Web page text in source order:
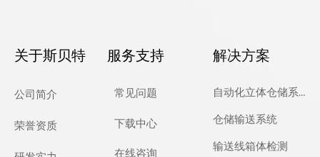
关于斯贝特
公司简介
荣誉资质
服务支持
常见问题
下载中心
在线咨询
解决方案
自动化立体仓储系统
仓储输送系统
输送线箱体检测